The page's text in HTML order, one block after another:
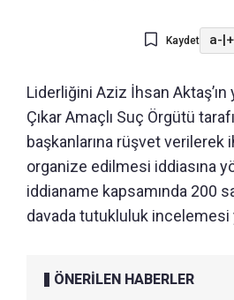
Kaydet a-|
Liderliğini Aziz İhsan Aktaş’ın
Çıkar Amaçlı Suç Örgütü
başkanlarına rüşvet verilerek
organize edilmesi iddiasına
iddianame kapsamında 200
davada tutukluluk incelemesi
ÖNERİLEN HABERLER